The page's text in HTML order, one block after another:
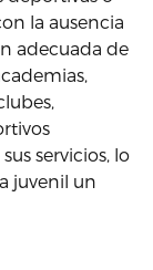
la ausencia
adecuada de
servicios, lo
juvenil un